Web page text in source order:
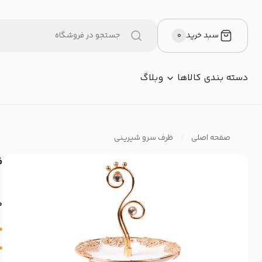
سبد خرید ۰
دسته بندی کالاها وبلاگ
صفحه اصلی ظرف سرو شیرینی